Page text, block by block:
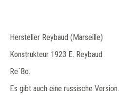
Hersteller Reybaud (Marseille)
Konstrukteur 1923 E. Reybaud
Re´Bo.
Es gibt auch eine russische Version.